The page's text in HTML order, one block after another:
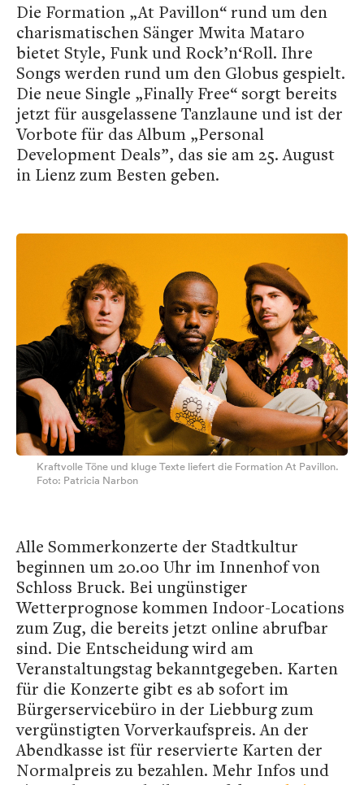
Die Formation „At Pavillon“ rund um den
charismatischen Sänger Mwita Mataro
bietet Style, Funk und Rock’n‘Roll. Ihre
Songs werden rund um den Globus gespielt.
Die neue Single „Finally Free“ sorgt bereits
jetzt für ausgelassene Tanzlaune und ist der
Vorbote für das Album „Personal
Development Deals”, das sie am 25. August
in Lienz zum Besten geben.
Kraftvolle Töne und kluge Texte liefert die Formation At Pavillon.
Foto: Patricia Narbon
Alle Sommerkonzerte der Stadtkultur
beginnen um 20.00 Uhr im Innenhof von
Schloss Bruck. Bei ungünstiger
Wetterprognose kommen Indoor-Locations
zum Zug, die bereits jetzt online abrufbar
sind. Die Entscheidung wird am
Veranstaltungstag bekanntgegeben. Karten
für die Konzerte gibt es ab sofort im
Bürgerservicebüro in der Liebburg zum
vergünstigten Vorverkaufspreis. An der
Abendkasse ist für reservierte Karten der
Normalpreis zu bezahlen. Mehr Infos und